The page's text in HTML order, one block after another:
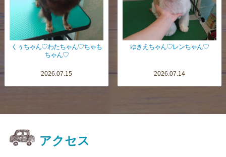
くぅちゃん♡わたちゃん♡ちゃも
ちゃん♡
2026.07.15
ゆきえちゃん♡レンちゃん♡
2026.07.14
アクセス